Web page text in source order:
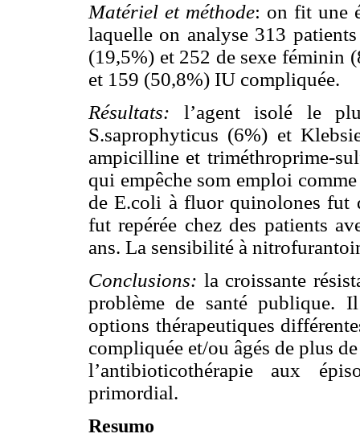
Matériel et méthode: on fit une
laquelle on analyse 313
(19,5%) et 252 de sexe féminin
et 159 (50,8%) IU compliquée.
Résultats: l’agent isolé le
S.saprophyticus (6%) et
ampicilline et triméthroprime-
qui empêche som emploi
de E.coli à fluor quinolones fut
fut repérée chez des patients
ans. La sensibilité à
Conclusions: la croissante
problème de santé publique.
options thérapeutiques
compliquée et/ou âgés de plus
l’antibioticothérapie aux
primordial.
Resumo